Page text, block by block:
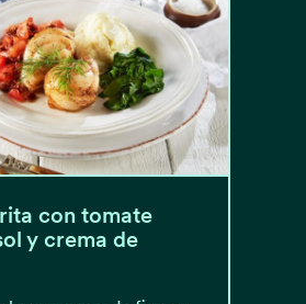
con tomate
y crema de